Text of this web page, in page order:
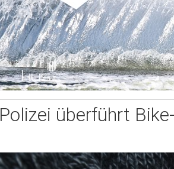
Polizei überführt